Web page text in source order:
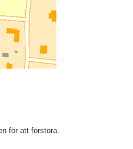
för att förstora.